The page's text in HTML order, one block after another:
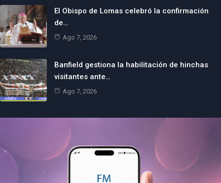
El Obispo de Lomas celebró la confirmación
de…
Ago 7, 2026
Banfield gestiona la habilitación de hinchas
visitantes ante…
Ago 7, 2026